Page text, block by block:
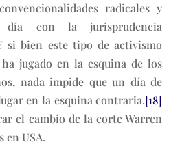
radicales y
día con la jurisprudencia
si bien este tipo de activismo
jugado en la esquina de los
nada impide que un día de
en la esquina contraria.[18]
el cambio de la corte Warren
en USA.